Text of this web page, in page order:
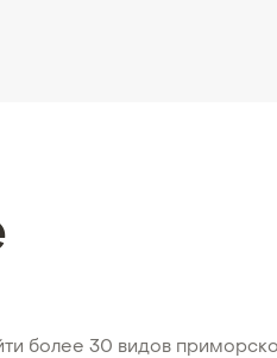
более 30 видов